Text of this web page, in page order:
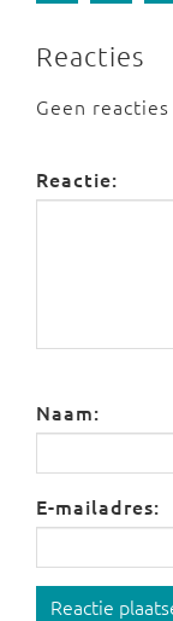
Reacties
Geen
Reactie:
Naam:
E-mailadres:
Reactie